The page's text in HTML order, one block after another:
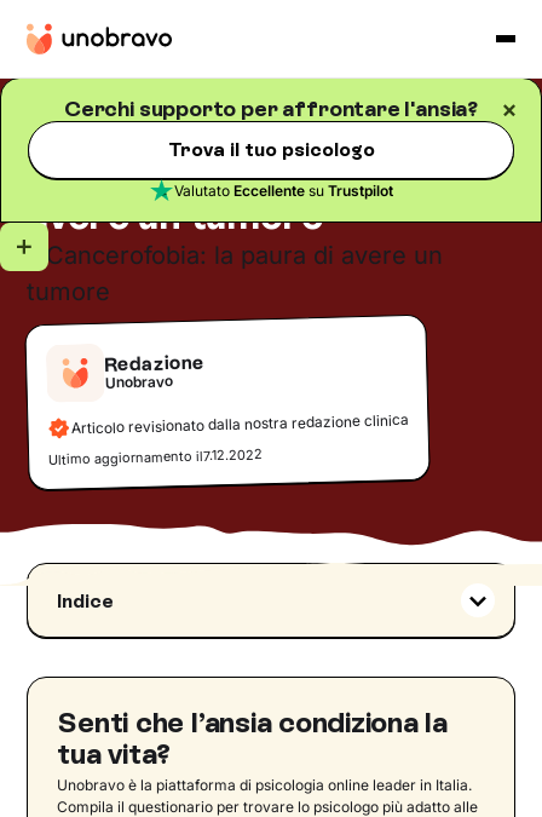
Cerchi supporto per affrontare l'ansia?
Trova il tuo psicologo
Valutato Eccellentesu Trustpilot
Blog
Cancerofobia: la paura di
avere un tumore
Redazione
Unobravo
Articolo revisionato dalla nostra redazione clinica
Ultimo aggiornamento il7.12.2022
Indice
Avere paura di avere un tumore
Paura dei tumori: cosa comporta?
I sintomi della cancerofobia
Cancerofobia: esiste una cura?
Come superare la cancerofobia con la terapia
psicologica
Senti che l’ansia condiziona la
tua vita?
Unobravo è la piattaforma di psicologia online leader in Italia.
Compila il questionario per trovare lo psicologo più adatto alle